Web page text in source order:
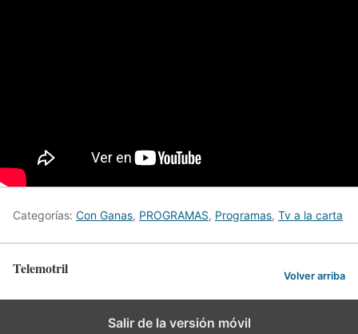
Categorías: Con Ganas, PROGRAMAS, Programas, Tv a la carta
Telemotril Volver arriba
Salir de la versión móvil